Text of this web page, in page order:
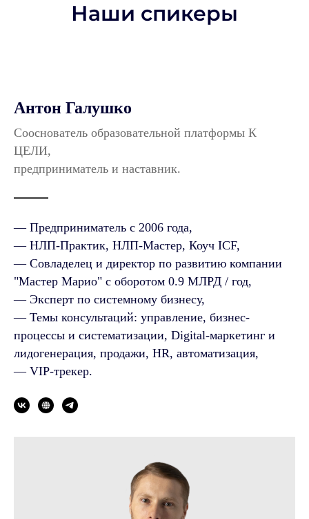
Наши спикеры
Антон Галушко
Сооснователь образовательной платформы К
ЦЕЛИ,
предприниматель и наставник.
— Предприниматель с 2006 года,
— НЛП-Практик, НЛП-Мастер, Коуч ICF,
— Совладелец и директор по развитию компании
"Мастер Марио" с оборотом 0.9 МЛРД / год,
— Эксперт по системному бизнесу,
— Темы консультаций: управление, бизнес-
процессы и систематизации, Digital-маркетинг и
лидогенерация, продажи, HR, автоматизация,
— VIP-трекер.